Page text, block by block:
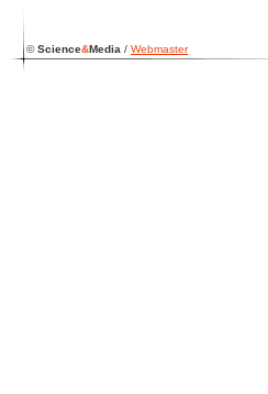
©Science&Media / Webmaster